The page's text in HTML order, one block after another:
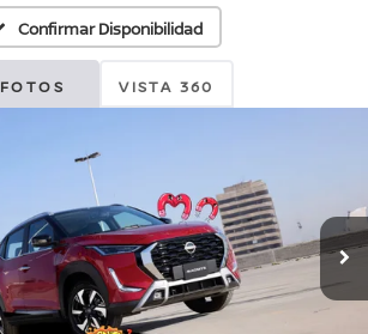
Confirmar Disponibilidad
FOTOS VISTA 360